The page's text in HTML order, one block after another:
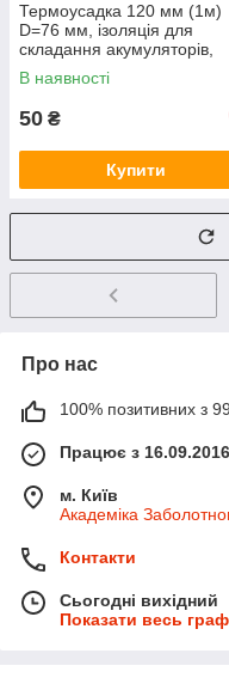
Термоусадка 120 мм (1м)
D=76 мм, ізоляція для
складання акумуляторів,
термозбіжна плівка
В наявності
50 ₴
Купити
Про нас
100% позитивних з 99
Працює з 16.09.2016
м. Київ
Академіка
Контакти
Сьогодні вихідний
Показати весь